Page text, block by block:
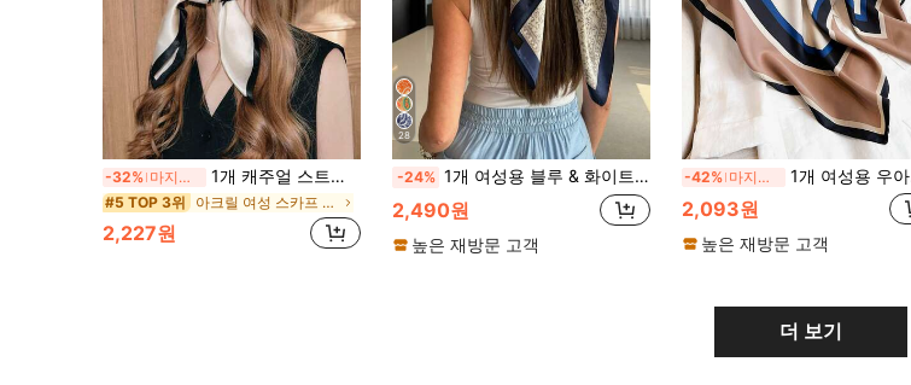
-32% 마지막 3일 1개 캐주얼 스트라이프 디자인 90cm 스카프, 허리 밴드/장식/헤어밴드로 다기능 사용 가능한 새로운 봄/가을 여성용 반다나, 섬세한 액세서리 멋진 반다나, 헤어밴드, 헤드밴드로 겨울과 가을 스타일링에 이상적
#5 TOP 3위 아크릴 여성 스카프 & 스카프 액세서리
2,227원
28
-24% 1개 여성용 블루 & 화이트 페이즐리 프린트 스카프, 새틴처럼 부드러운 느낌의 헤드스카프/넥커치프, 드레스 매칭에 적합
2,490원
높은 재방문 고객
-42% 마지막 2일 1개 여성용 우아한 기하학적 프린트 경량 인조 실크 스카프, 보헤미안 레트로 새틴 스퀘어 스카프, 헤드 스카프, 세련된 여성용 넥 스카프, 숄, 부드럽고 편안한 여성용 랩, 드레스에 적합
2,093원
높은 재방문 고객
더 보기